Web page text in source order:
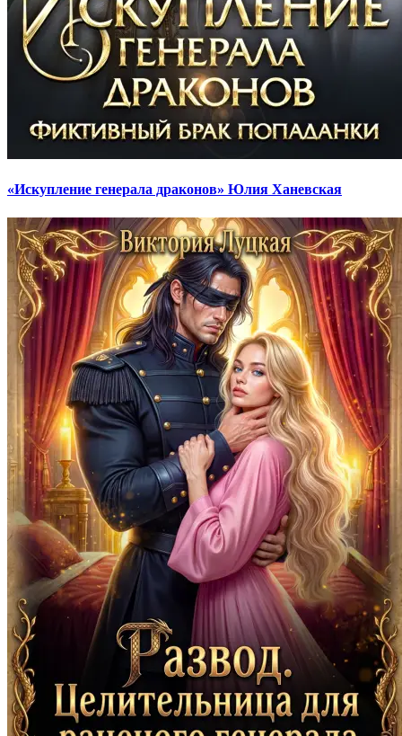
«Искупление генерала драконов» Юлия Ханевская